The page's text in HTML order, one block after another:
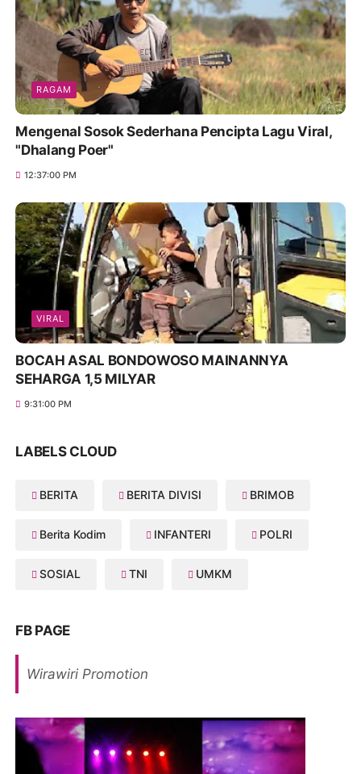
RAGAM
Mengenal Sosok Sederhana Pencipta Lagu Viral,
"Dhalang Poer"
12:37:00 PM
VIRAL
BOCAH ASAL BONDOWOSO MAINANNYA
SEHARGA 1,5 MILYAR
9:31:00 PM
LABELS CLOUD
BERITA BERITA DIVISI BRIMOB
Berita Kodim INFANTERI POLRI
SOSIAL TNI UMKM
FB PAGE
Wirawiri Promotion